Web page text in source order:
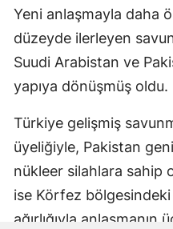
Yeni anlaşmayla daha
düzeyde ilerleyen
Suudi Arabistan ve
yapıya dönüşmüş oldu.
Türkiye gelişmiş
üyeliğiyle, Pakistan
nükleer silahlara sahip
ise Körfez
ağırlığıyla anlaşmanın